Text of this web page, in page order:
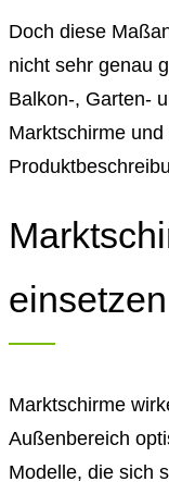
Doch diese
nicht sehr genau
Balkon-, Garten-
Marktschirme
einsetzen
Marktschirme
Außenbereich
Modelle, die sich